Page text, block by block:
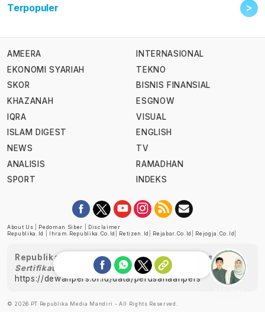
Terpopuler >
AMEERA
EKONOMI SYARIAH
SKOR
KHAZANAH
IQRA
ISLAM DIGEST
NEWS
ANALISIS
SPORT
INTERNASIONAL
TEKNO
BISNIS FINANSIAL
ESGNOW
VISUAL
ENGLISH
TV
RAMADHAN
INDEKS
About Us Pedoman Siber
Disclaimer
Republika.id
Ihram.republika.co.id Retizen.id Rejabar.co.id Rejogja.co.id
Republika telah diverifikasi oleh Dewan Pers
Sertifikat Nomor 1058/DP-Verifikasi/K/XII/2022
https://dewanpers.or.id/data/perusahaanpers
© 2026 PT Republika Media Mandiri - All Rights Reserved.